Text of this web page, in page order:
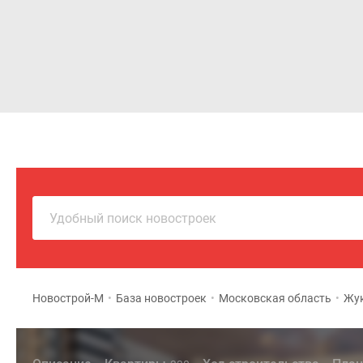
Удобный поиск новостроек
Новострой-М • База новостроек • Московская область •